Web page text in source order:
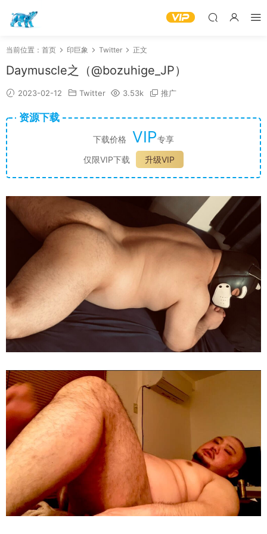
当前位置： 首页 印巨象 Twitter 正文
Daymuscle之（@bozuhige_JP）
2023-02-12 Twitter 3.53k 推广
资源下载
下载价格 VIP专享
仅限VIP下载
升级VIP